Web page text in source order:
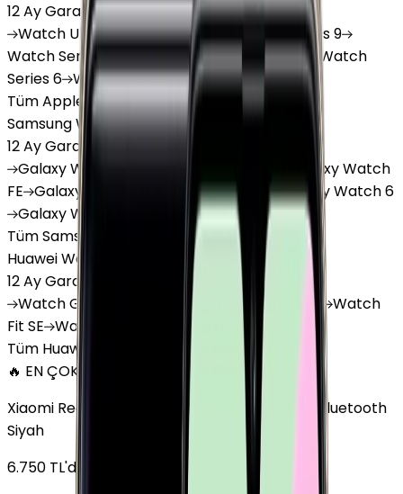
12 Ay Garanti•6 Taksit
Watch Ultra WatchSeries 10
Series 9
WatchSeries 8 WatchSeries 7 WatchSE Watch
Series 6 WatchSeries 5
Tüm Apple Watch'lar
Samsung Watch
12 Ay Garanti
GalaxyWatch 7 GalaxyWatch
FE Galaxy GalaxyWatch 5 GalaxyWatch 6
GalaxyWatch8
Tüm Samsung Watch'lar
Huawei Watch
12 Ay Garanti
WatchGT 4 GT 5 Watch GT 5 Pro
Watch
Fit SE Watch Watch GT3 Pro
Tüm Huawei Watch'lar
🔥 EN ÇOK SATAN
Xiaomi Redmi Watch 3 Active Plastik 47mm Bluetooth
Siyah
6.750 TL'den başlayan fiyatlar